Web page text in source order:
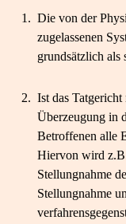
1. Die von der
zugelassenen
grundsätzlich als
2. Ist das
Überzeugung in
Betroffenen alle
Hiervon wird
Stellungnahme
Stellungnahme